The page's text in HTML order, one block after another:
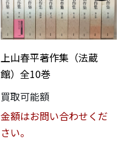
上山春平著作集（法蔵
館）全10巻
買取可能額
金額はお問い合わせくだ
さい。